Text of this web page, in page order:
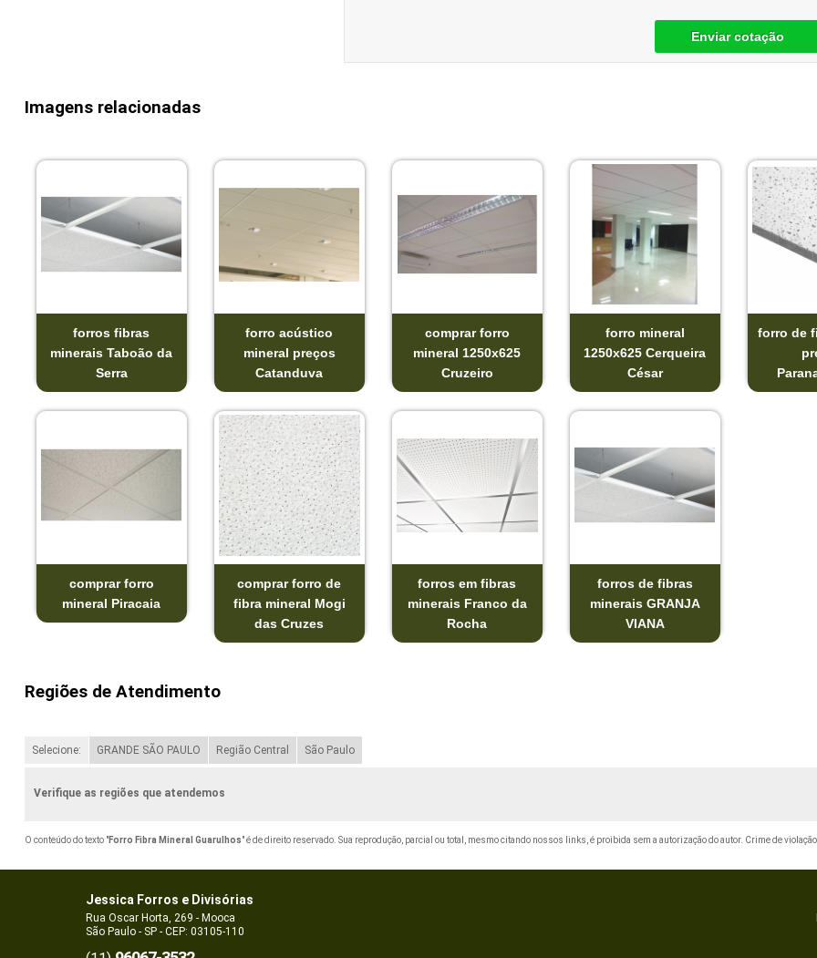
Enviar cotação
Imagens relacionadas
forros fibras
minerais Taboão da
Serra
forro acústico
mineral preços
Catanduva
comprar forro
mineral 1250x625
Cruzeiro
forro mineral
1250x625 Cerqueira
César
forro de
comprar forro
mineral Piracaia
comprar forro de
fibra mineral Mogi
das Cruzes
forros em fibras
minerais Franco da
Rocha
forros de fibras
minerais GRANJA
VIANA
Regiões de Atendimento
Selecione: GRANDE SÃO PAULO Região Central São Paulo
Verifique as regiões que atendemos
O conteúdo do texto "Forro Fibra Mineral Guarulhos" é de direito reservado. Sua reprodução, parcial ou total, mesmo citando nossos links, é proibida sem a autorização do autor. Crime de
Jessica Forros e Divisórias
Rua Oscar Horta, 269 - Mooca
São Paulo - SP - CEP: 03105-110